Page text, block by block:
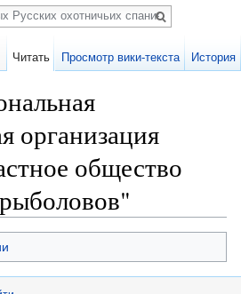
организация
общество
Читать Просмотр вики-текста История